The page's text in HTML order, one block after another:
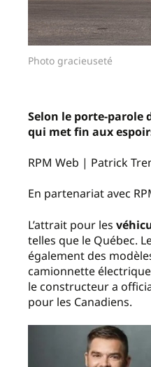
Photo gracieuseté
Selon le porte-parole
qui met fin aux
RPM Web | Patrick
En partenariat avec
L’attrait pour les
telles que le Québec.
également des
camionnette
le constructeur a
pour les Canadiens.